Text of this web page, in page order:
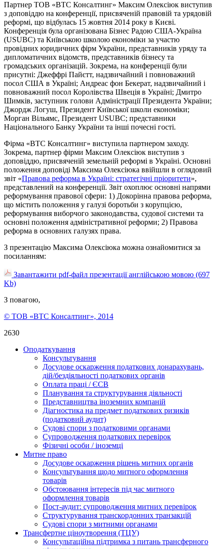
Партнер ТОВ «ВТС Консалтинг» Максим Олексіюк виступив
з доповіддю на конференції, присвяченій правовій та урядовій
реформі, що відбулась 15 жовтня 2014 року в Києві.
Конференція була організована Бізнес Радою США-Україна
(USUBC) та Київською школою економіки за участю
провідних юридичних фірм України, представників уряду та
дипломатичних відомств, представників бізнесу та
громадських організацій. Зокрема, на конференції були
присутні: Джеффрі Пайєтт, надзвичайний і повноважний
посол США в Україні; Андреас фон Бекерат, надзвичайний і
повноважний посол Королівства Швеція в Україні; Дмитро
Шимків, заступник голови Адміністрації Президента України;
Джордж Логуш, Президент Київської школи економіки;
Морган Вільямс, Президент USUBC; представники
Національного Банку України та інші почесні гості.
Фірма «ВТС Консалтинг» виступила партнером заходу.
Зокрема, партнер фірми Максим Олексіюк виступив з
доповіддю, присвяченій земельній реформі в Україні. Основні
положення доповіді Максима Олексіюка ввійшли в оглядовий
звіт «Правова реформа в Україні: стратегічні пріоритети»,
представлений на конференції. Звіт охоплює основні напрями
реформування правової сфери: 1) Докорінна правова реформа,
що містить положення у галузі боротьби з корупцією,
реформування виборчого законодавства, судової системи та
основні положення адміністративної реформи; 2) Правова
реформа в основних галузях права.
З презентацію Максима Олексіюка можна ознайомитися за
посиланням:
Завантажити pdf-файл презентації англійською мовою (697
Kb)
З повагою,
© ТОВ «ВТС Консалтинг», 2014
2630
Оподаткування
Консультування
Досудове оскарження податкових донарахувань,
дій/бездіяльності податкових органів
Оплата праці / ЄСВ
Планування та структурування діяльності
Представництва іноземних компаній
Діагностика на предмет податкових ризиків
(податковий аудит)
Судові спори з податковими органами
Супроводження податкових перевірок
Фізичні особи / іноземці
Митне право
Досудове оскарження рішень митних органів
Консультування щодо митного оформлення
товарів
Обстоювання інтересів під час митного
оформлення товарів
Пост-аудит: супроводження митних перевірок
Структурування транскордонних транзакцій
Судові спори з митними органами
Трансфертне ціноутворення (ТЦУ)
Консультаційна підтримка з питань трансферного